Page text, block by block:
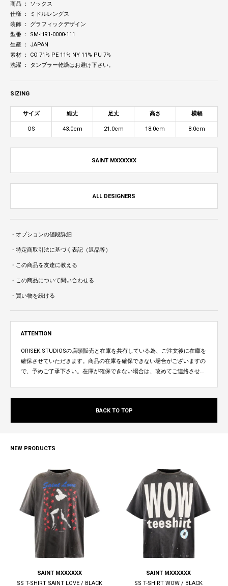
商品 ： ソックス
仕様 ： ミドルレングス
装飾 ： グラフィックデザイン
型番 ： SM-HR1-0000-111
生産 ： JAPAN
素材 ： CO 71% PE 11% NY 11% PU 7%
洗濯 ： タンブラー乾燥はお避け下さい。
SIZING
サイズ 総丈 足丈 高さ 横幅
OS 43.0cm 21.0cm 18.0cm 8.0cm
SAINT MXXXXXX
ALL DESIGNERS
・オプションの値段詳細
・特定商取引法に基づく表記（返品等）
・この商品を友達に教える
・この商品について問い合わせる
・買い物を続ける
ATTENTION
ORISEK.STUDIOSの店頭販売と在庫を共有している為、ご注文後に在庫を
確保させていただきます。商品の在庫を確保できない場合がございますの
で、予めご了承下さい。在庫が確保できない場合は、改めてご連絡させて
BACK TO TOP
NEW PRODUCTS
SAINT MXXXXXX
SS T-SHIRT SAINT LOVE / BLACK
SAINT MXXXXXX
SS T-SHIRT WOW / BLACK